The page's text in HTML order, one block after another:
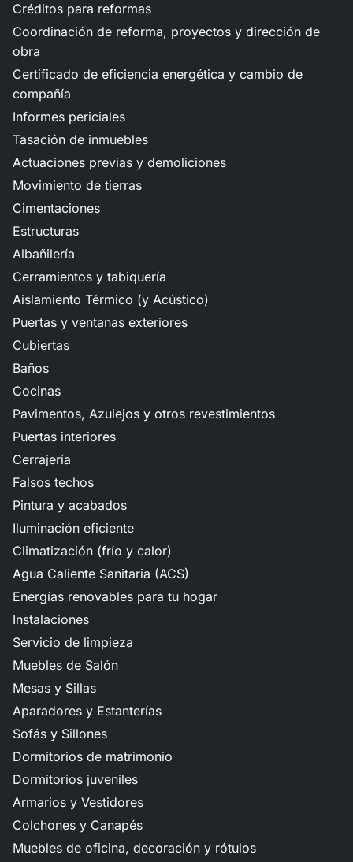
Créditos para reformas
Coordinación de reforma, proyectos y dirección de
obra
Certificado de eficiencia energética y cambio de
compañía
Informes periciales
Tasación de inmuebles
Actuaciones previas y demoliciones
Movimiento de tierras
Cimentaciones
Estructuras
Albañilería
Cerramientos y tabiquería
Aislamiento Térmico (y Acústico)
Puertas y ventanas exteriores
Cubiertas
Baños
Cocinas
Pavimentos, Azulejos y otros revestimientos
Puertas interiores
Cerrajería
Falsos techos
Pintura y acabados
Iluminación eficiente
Climatización (frío y calor)
Agua Caliente Sanitaria (ACS)
Energías renovables para tu hogar
Instalaciones
Servicio de limpieza
Muebles de Salón
Mesas y Sillas
Aparadores y Estanterías
Sofás y Sillones
Dormitorios de matrimonio
Dormitorios juveniles
Armarios y Vestidores
Colchones y Canapés
Muebles de oficina, decoración y rótulos